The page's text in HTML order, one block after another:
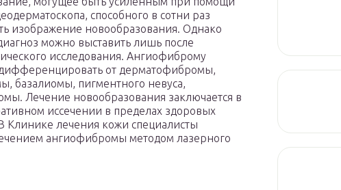
способного в сотни раз
изображение новообразования. Однако
можно выставить лишь после
исследования. Ангиофиброму
от дерматофибромы,
базалиомы, пигментного невуса,
Лечение новообразования заключается в
иссечении в пределах здоровых
Клинике лечения кожи специалисты
ангиофибромы методом лазерного